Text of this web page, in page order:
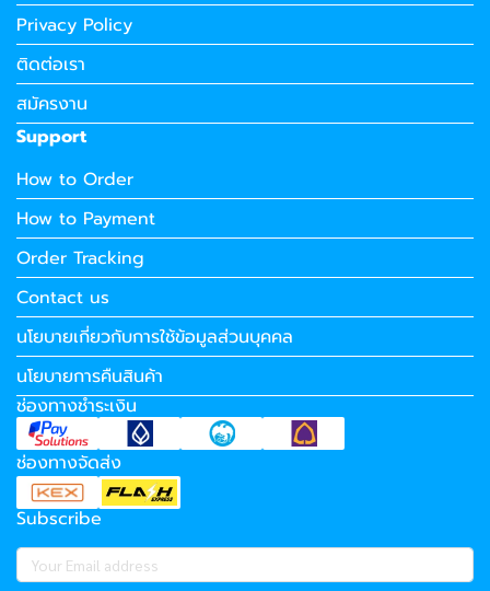
Privacy Policy
ติดต่อเรา
สมัครงาน
Support
How to Order
How to Payment
Order Tracking
Contact us
นโยบายเกี่ยวกับการใช้ข้อมูลส่วนบุคคล
นโยบายการคืนสินค้า
ช่องทางชำระเงิน
ช่องทางจัดส่ง
Subscribe